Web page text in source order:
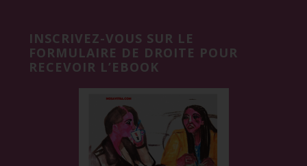
Footer
INSCRIVEZ-VOUS SUR LE
FORMULAIRE DE DROITE POUR
RECEVOIR L’EBOOK